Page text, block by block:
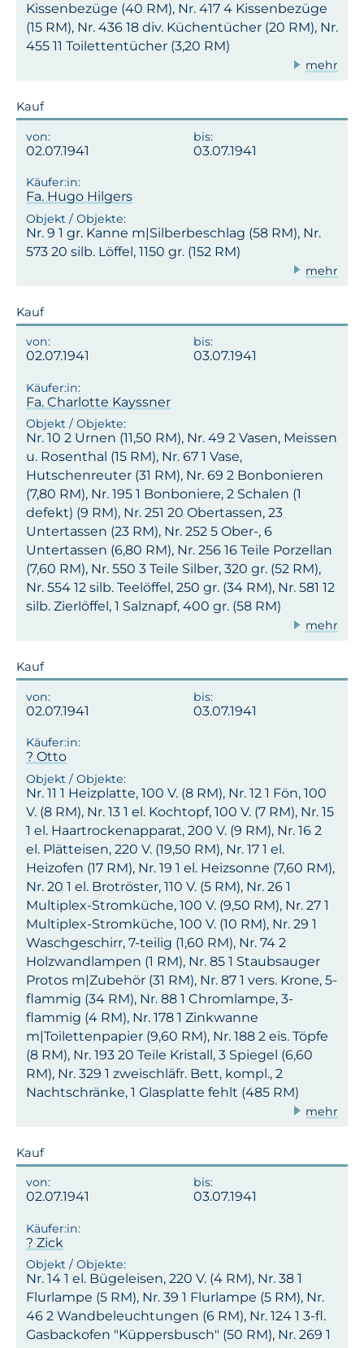
Kissenbezüge (40 RM), Nr. 417 4 Kissenbezüge
(15 RM), Nr. 436 18 div. Küchentücher (20 RM), Nr.
455 11 Toilettentücher (3,20 RM)
mehr
Kauf
02.07.1941 03.07.1941
Fa. Hugo Hilgers
Nr. 9 1 gr. Kanne m|Silberbeschlag (58 RM), Nr.
573 20 silb. Löffel, 1150 gr. (152 RM)
mehr
Kauf
02.07.1941 03.07.1941
Fa. Charlotte Kayssner
Nr. 10 2 Urnen (11,50 RM), Nr. 49 2 Vasen, Meissen
u. Rosenthal (15 RM), Nr. 67 1 Vase,
Hutschenreuter (31 RM), Nr. 69 2 Bonbonieren
(7,80 RM), Nr. 195 1 Bonboniere, 2 Schalen (1
defekt) (9 RM), Nr. 251 20 Obertassen, 23
Untertassen (23 RM), Nr. 252 5 Ober-, 6
Untertassen (6,80 RM), Nr. 256 16 Teile Porzellan
(7,60 RM), Nr. 550 3 Teile Silber, 320 gr. (52 RM),
Nr. 554 12 silb. Teelöffel, 250 gr. (34 RM), Nr. 581 12
silb. Zierlöffel, 1 Salznapf, 400 gr. (58 RM)
mehr
Kauf
02.07.1941 03.07.1941
? Otto
Nr. 11 1 Heizplatte, 100 V. (8 RM), Nr. 12 1 Fön, 100
V. (8 RM), Nr. 13 1 el. Kochtopf, 100 V. (7 RM), Nr. 15
1 el. Haartrockenapparat, 200 V. (9 RM), Nr. 16 2
el. Plätteisen, 220 V. (19,50 RM), Nr. 17 1 el.
Heizofen (17 RM), Nr. 19 1 el. Heizsonne (7,60 RM),
Nr. 20 1 el. Brotröster, 110 V. (5 RM), Nr. 26 1
Multiplex-Stromküche, 100 V. (9,50 RM), Nr. 27 1
Multiplex-Stromküche, 100 V. (10 RM), Nr. 29 1
Waschgeschirr, 7-teilig (1,60 RM), Nr. 74 2
Holzwandlampen (1 RM), Nr. 85 1 Staubsauger
Protos m|Zubehör (31 RM), Nr. 87 1 vers. Krone, 5-
flammig (34 RM), Nr. 88 1 Chromlampe, 3-
flammig (4 RM), Nr. 178 1 Zinkwanne
m|Toilettenpapier (9,60 RM), Nr. 188 2 eis. Töpfe
(8 RM), Nr. 193 20 Teile Kristall, 3 Spiegel (6,60
RM), Nr. 329 1 zweischläfr. Bett, kompl., 2
Nachtschränke, 1 Glasplatte fehlt (485 RM)
mehr
Kauf
02.07.1941 03.07.1941
? Zick
Nr. 14 1 el. Bügeleisen, 220 V. (4 RM), Nr. 38 1
Flurlampe (5 RM), Nr. 39 1 Flurlampe (5 RM), Nr.
46 2 Wandbeleuchtungen (6 RM), Nr. 124 1 3-fl.
Gasbackofen "Küppersbusch" (50 RM), Nr. 269 1